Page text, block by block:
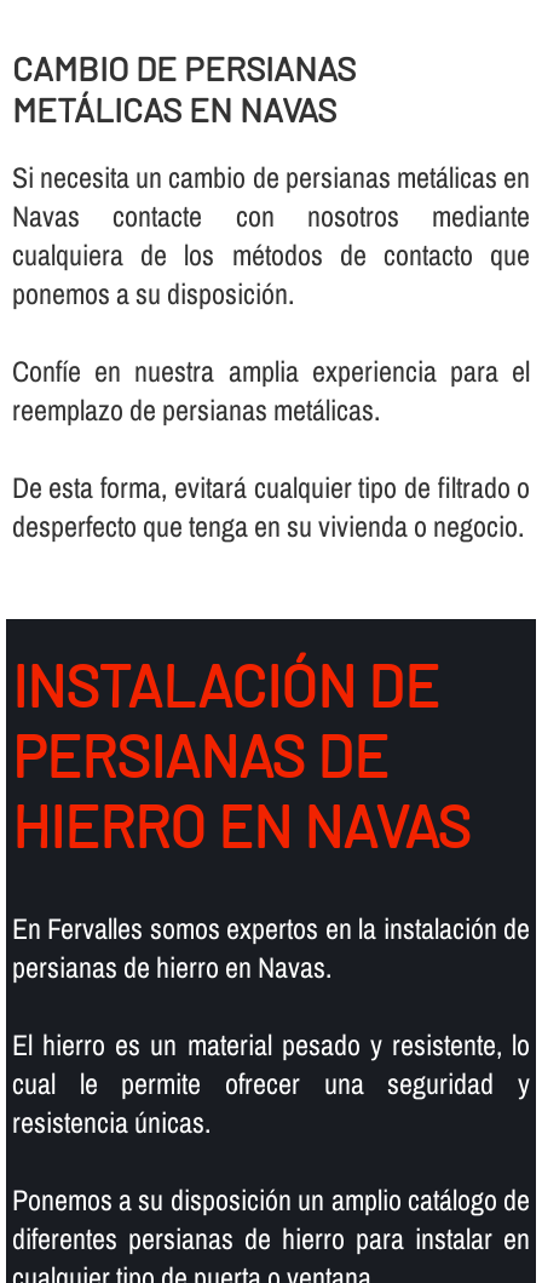
CAMBIO DE PERSIANAS
METÁLICAS EN NAVAS
Si necesita un cambio de persianas metálicas en
Navas contacte con nosotros mediante
cualquiera de los métodos de contacto que
ponemos a su disposición.
Confí­e en nuestra amplia experiencia para el
reemplazo de persianas metálicas.
De esta forma, evitará cualquier tipo de filtrado o
desperfecto que tenga en su vivienda o negocio.
INSTALACIÓN DE
PERSIANAS DE
HIERRO EN NAVAS
En Fervalles somos expertos en la instalación de
persianas de hierro en Navas.
El hierro es un material pesado y resistente, lo
cual le permite ofrecer una seguridad y
resistencia únicas.
Ponemos a su disposición un amplio catálogo de
diferentes persianas de hierro para instalar en